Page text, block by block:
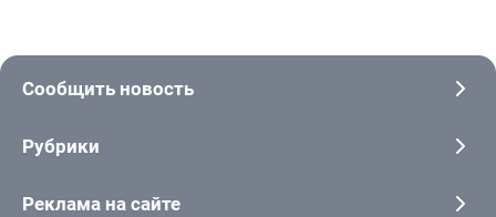
Сообщить новость
Рубрики
Реклама на сайте